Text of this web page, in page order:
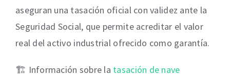
aseguran una tasación oficial con validez ante la
Seguridad Social, que permite acreditar el valor
real del activo industrial ofrecido como garantía.
🏗️ Información sobre la tasación de nave